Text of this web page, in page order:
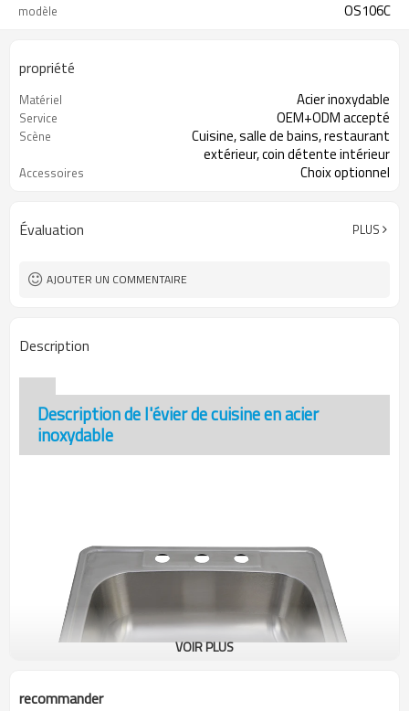
modèle OS106C
propriété
Matériel Acier inoxydable
Service OEM+ODM accepté
Scène
Cuisine, salle de bains, restaurant
extérieur, coin détente intérieur
Accessoires Choix optionnel
Évaluation PLUS
AJOUTER UN COMMENTAIRE
Description
Description de l'évier de cuisine en acier
inoxydable
VOIR PLUS
recommander